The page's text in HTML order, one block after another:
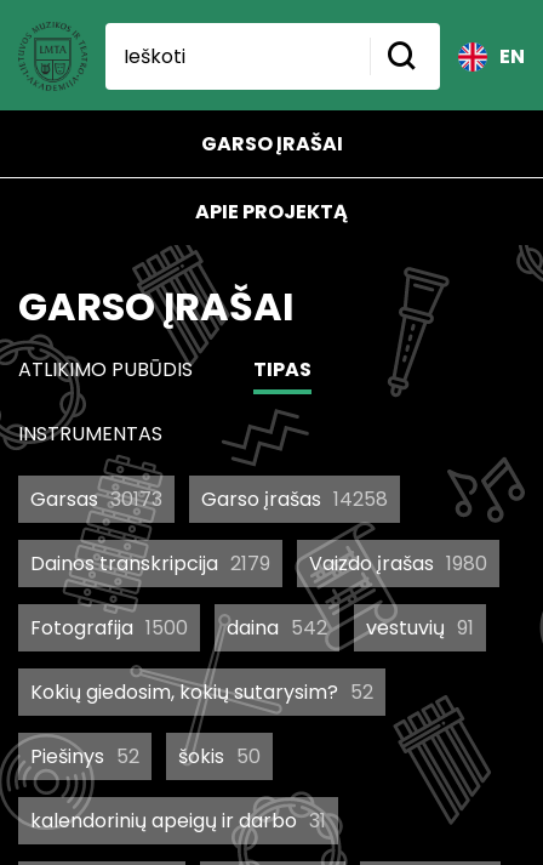
EN
GARSO ĮRAŠAI
APIE PROJEKTĄ
GARSO ĮRAŠAI
ATLIKIMO PUBŪDIS TIPAS
INSTRUMENTAS
Garsas 30173 Garso įrašas 14258
Dainos transkripcija 2179 Vaizdo įrašas 1980
Fotografija 1500 daina 542 vestuvių 91
Kokių giedosim, kokių sutarysim? 52
Piešinys 52 šokis 50
kalendorinių apeigų ir darbo 31